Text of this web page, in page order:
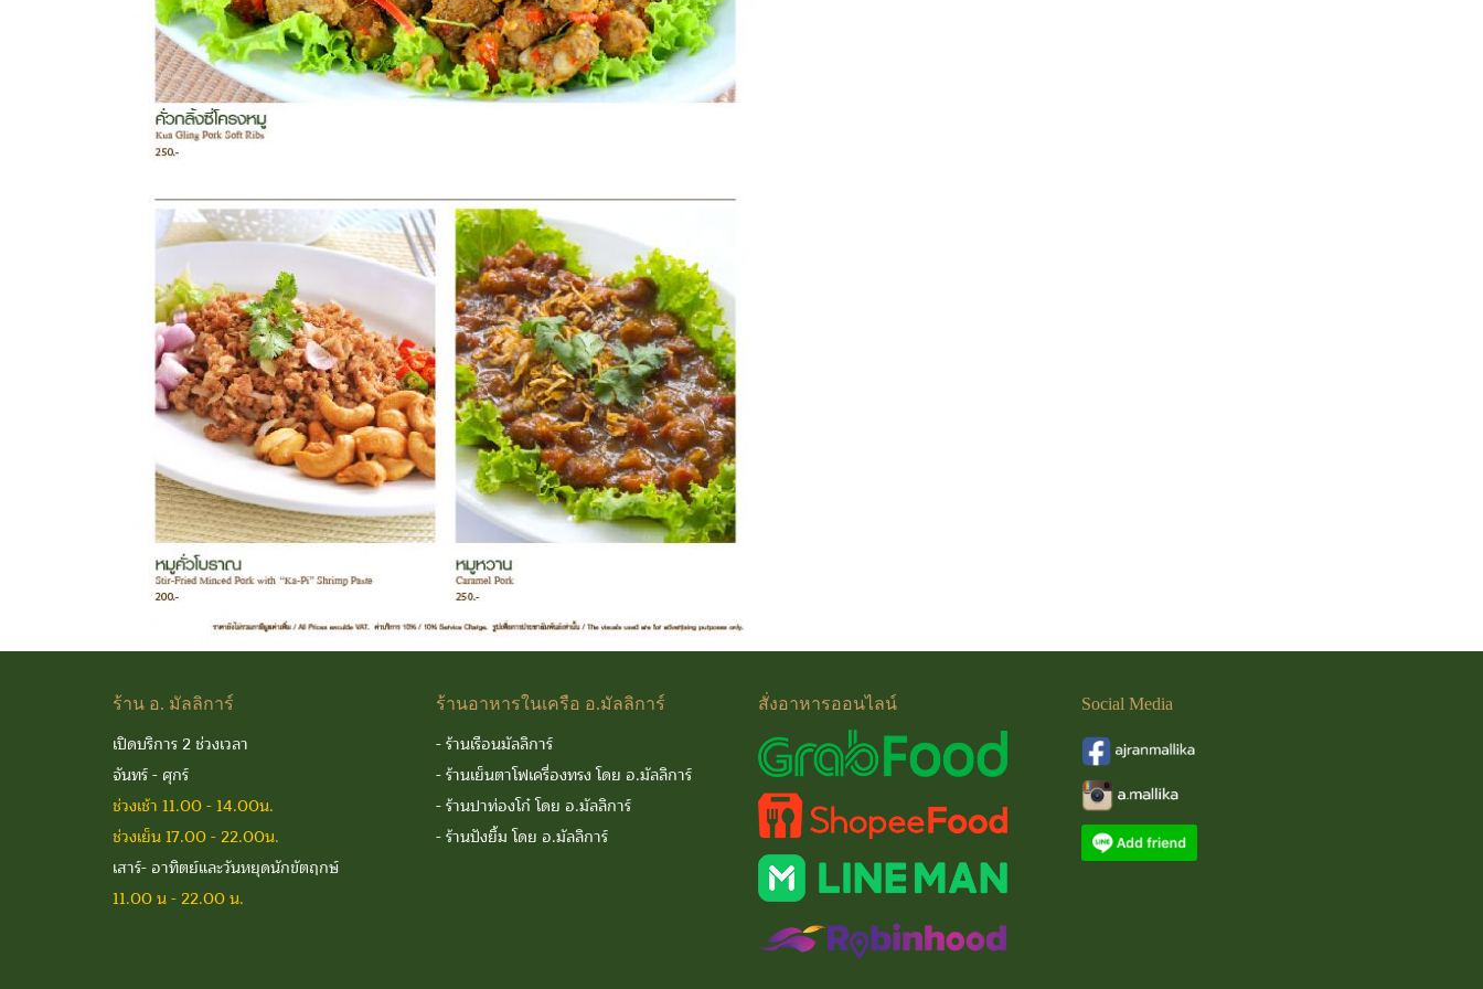
ร้าน อ. มัลลิการ์
เปิดบริการ 2 ช่วงเวลา
จันทร์ - ศุกร์
ช่วงเช้า 11.00 - 14.00น.
ช่วงเย็น 17.00 - 22.00น.
เสาร์- อาทิตย์และวันหยุดนักขัตฤกษ์
11.00 น - 22.00 น.
ร้านอาหารในเครือ อ.มัลลิการ์
-ร้านเรือนมัลลิการ์
-ร้านเย็นตาโฟเครื่องทรง โดย อ.มัลลิการ์
-ร้านปาท่องโก๋ โดย อ.มัลลิการ์
-ร้านปังยิ้ม โดย อ.มัลลิการ์
สั่งอาหารออนไลน์ Social Media